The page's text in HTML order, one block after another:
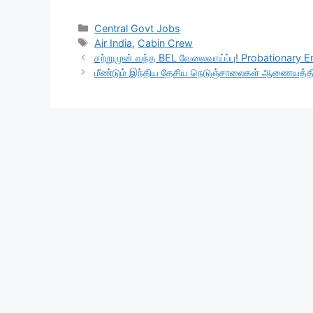
c
e
b
at
s
A
e
gr
a
e
Categories
Central Govt Jobs
Tags
Air India, Cabin Crew
சற்றுமுன் வந்த BEL வேலைவாய்ப்பு! Probationary
மீண்டும் இந்திய தேசிய நெடுஞ்சாலைகள்